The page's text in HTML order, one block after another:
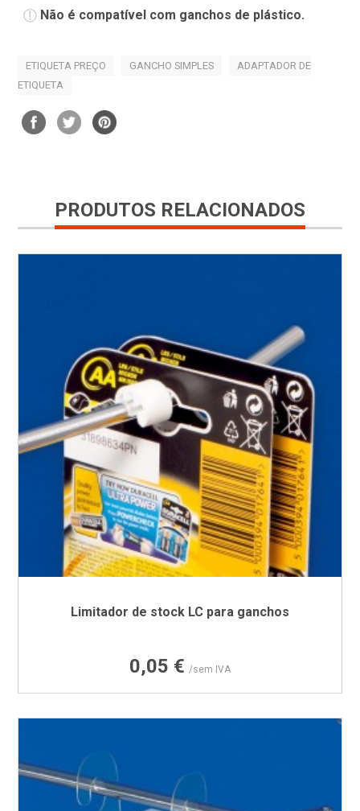
Não é compatível com ganchos de plástico.
ETIQUETA PREÇO GANCHO SIMPLES
ADAPTADOR DE
ETIQUETA
PRODUTOS RELACIONADOS
Limitador de stock LC para ganchos
Preço
0,05 € /sem IVA